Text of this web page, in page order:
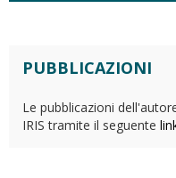
PUBBLICAZIONI
Le pubblicazioni
IRIS tramite il seguente